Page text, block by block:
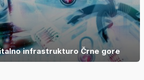
infrastrukturo Črne gore